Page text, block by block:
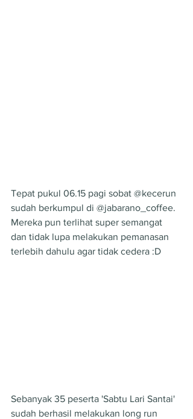
Tepat pukul 06.15 pagi sobat @kecerun
sudah berkumpul di @jabarano_coffee.
Mereka pun terlihat super semangat
dan tidak lupa melakukan pemanasan
terlebih dahulu agar tidak cedera :D
Sebanyak 35 peserta 'Sabtu Lari Santai'
sudah berhasil melakukan long run